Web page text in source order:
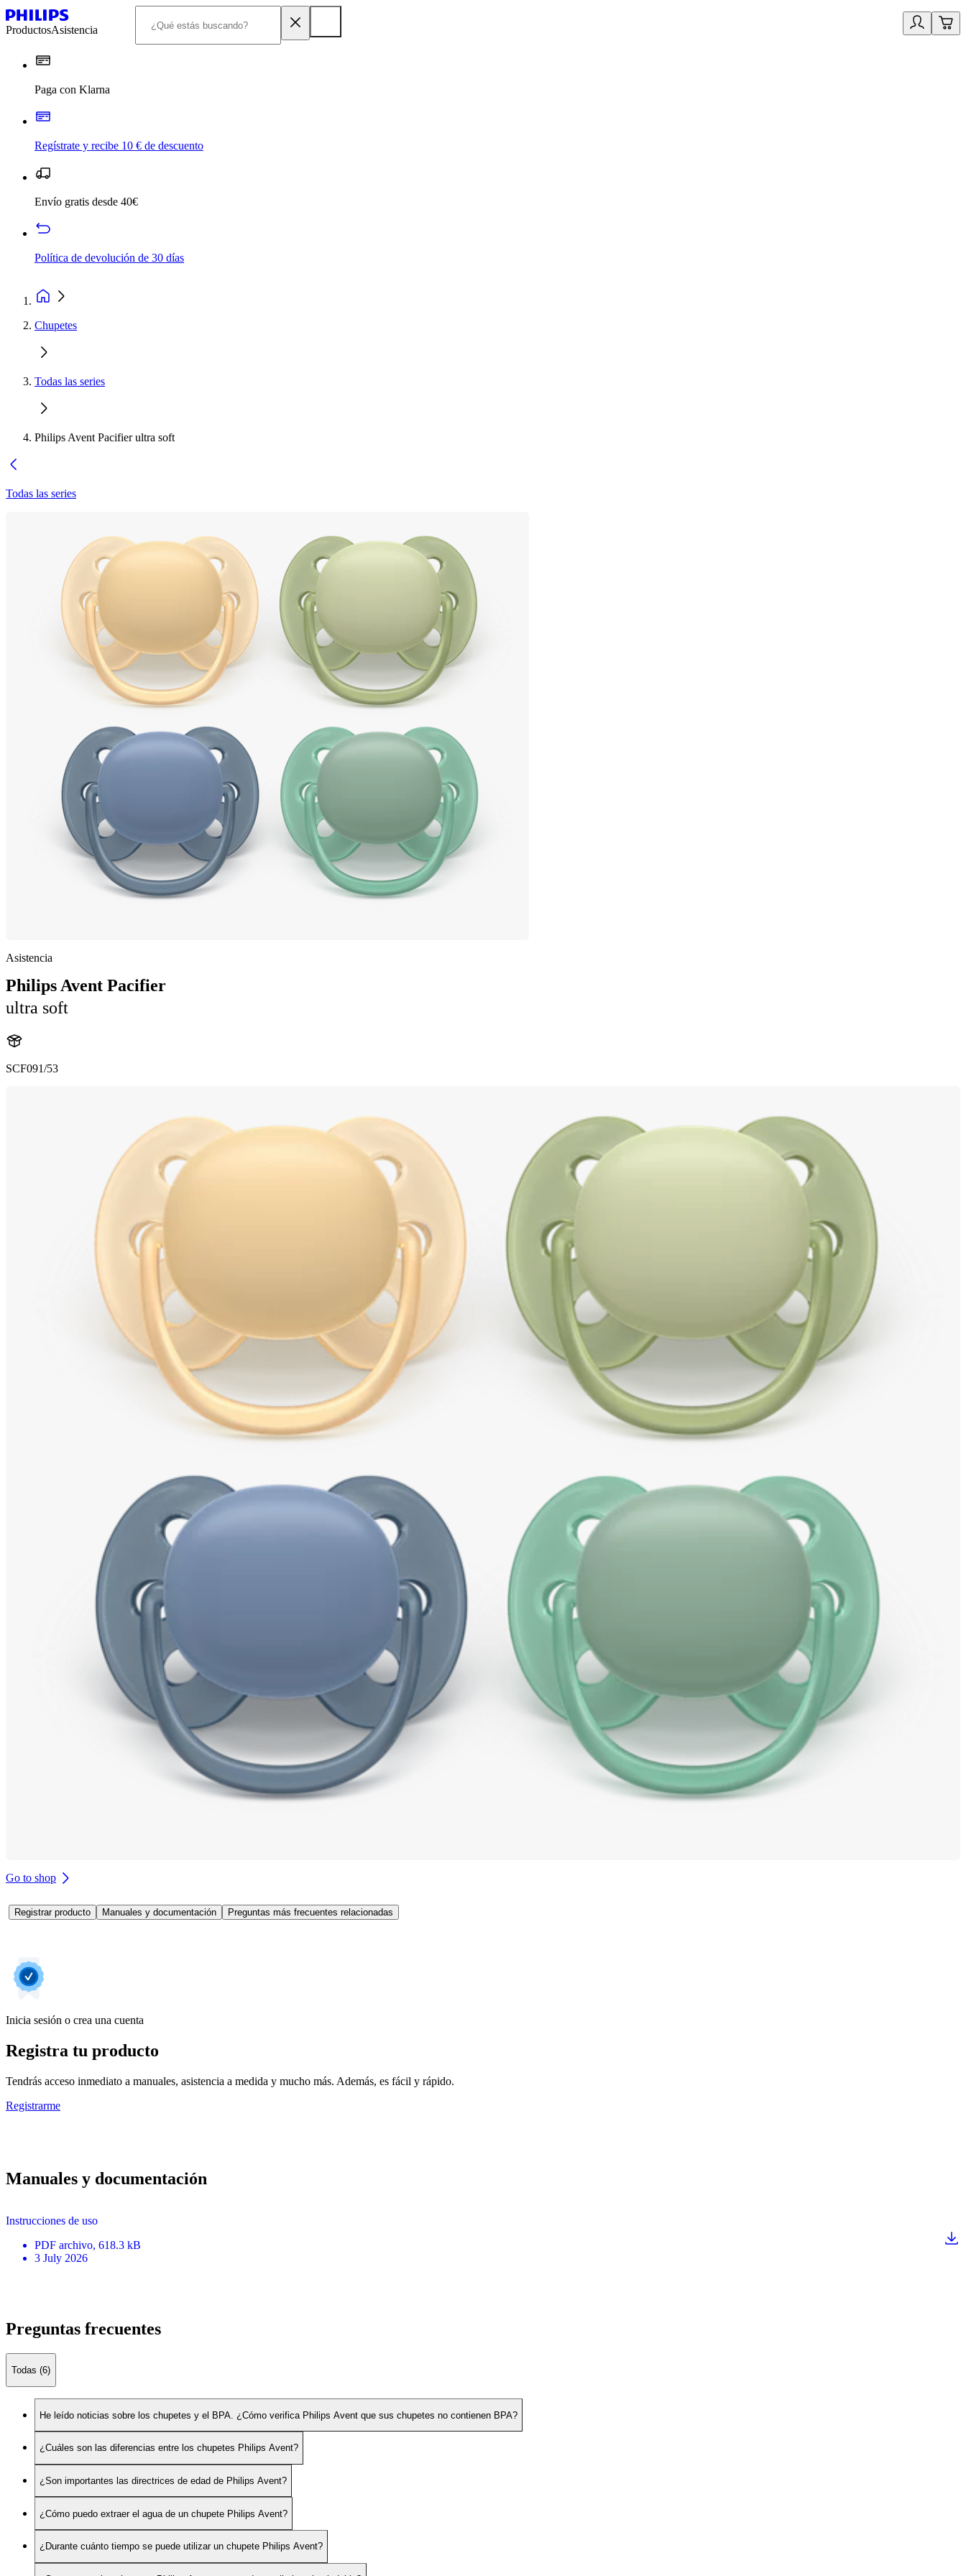
ProductosAsistencia
Paga con Klarna
Regístrate y recibe 10 € de descuento
Envío gratis desde 40€
Política de devolución de 30 días
Chupetes
Todas las series
Philips Avent Pacifier ultra soft
Todas las series
Asistencia
Philips Avent Pacifier
ultra soft
SCF091/53
Go to shop
Registrar producto Manuales y documentación Preguntas más frecuentes relacionadas
Inicia sesión o crea una cuenta
Registra tu producto
Tendrás acceso inmediato a manuales, asistencia a medida y mucho más. Además, es fácil y rápido.
Registrarme
Manuales y documentación
Instrucciones de uso
PDF archivo, 618.3 kB
3 July 2026
Preguntas frecuentes
Todas (6)
He leído noticias sobre los chupetes y el BPA. ¿Cómo verifica Philips Avent que sus chupetes no contienen BPA?
¿Cuáles son las diferencias entre los chupetes Philips Avent?
¿Son importantes las directrices de edad de Philips Avent?
¿Cómo puedo extraer el agua de un chupete Philips Avent?
¿Durante cuánto tiempo se puede utilizar un chupete Philips Avent?